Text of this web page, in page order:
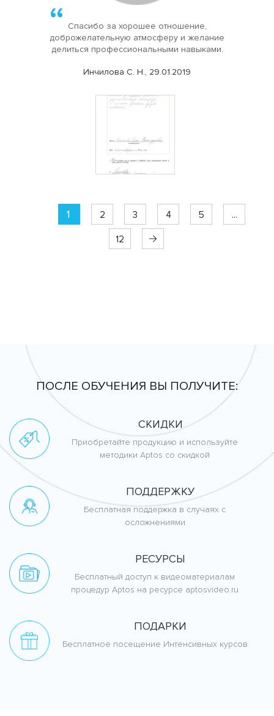
Спасибо за хорошее отношение,
доброжелательную атмосферу и желание
делиться профессиональными навыками.
Инчилова С. Н., 29.01.2019
1 2 3 4 5 ...
12
ПОСЛЕ ОБУЧЕНИЯ ВЫ ПОЛУЧИТЕ:
СКИДКИ
Приобретайте продукцию и используйте
методики Aptos со скидкой
ПОДДЕРЖКУ
Бесплатная поддержка в случаях с
осложнениями
РЕСУРСЫ
Бесплатный доступ к видеоматериалам
процедур Aptos на ресурсе aptosvideo.ru
ПОДАРКИ
Бесплатное посещение Интенсивных курсов